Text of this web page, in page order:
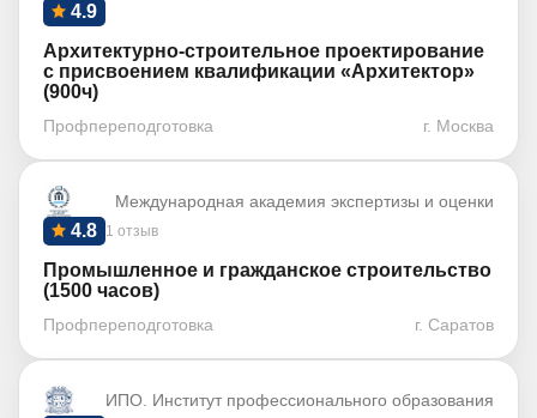
4.9
Архитектурно-строительное проектирование
с присвоением квалификации «Архитектор»
(900ч)
Профпереподготовка г. Москва
Международная академия экспертизы и оценки
1 отзыв
4.8
Промышленное и гражданское строительство
(1500 часов)
Профпереподготовка г. Саратов
ИПО. Институт профессионального образования